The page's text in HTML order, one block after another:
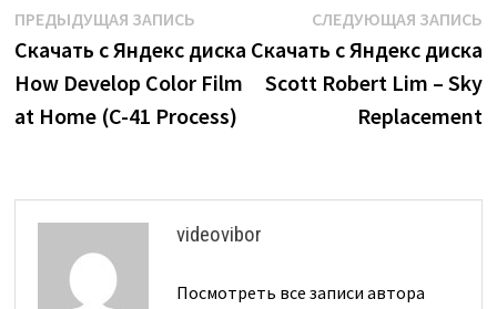
Навигация
по
записям
ПРЕДЫДУЩАЯ ЗАПИСЬПредыдущая
запись:
Скачать с Яндекс диска
How Develop Color Film
at Home (C-41 Process)
СЛЕДУЮЩАЯ ЗАПИСЬ
Скачать с Яндекс диска
Scott Robert Lim – Sky
Replacement
videovibor
Посмотреть все записи автора